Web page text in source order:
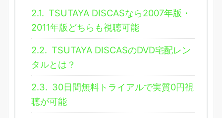
2.1. TSUTAYA DISCASなら2007年版・
2011年版どちらも視聴可能
2.2. TSUTAYA DISCASのDVD宅配レン
タルとは？
2.3. 30日間無料トライアルで実質0円視
聴が可能